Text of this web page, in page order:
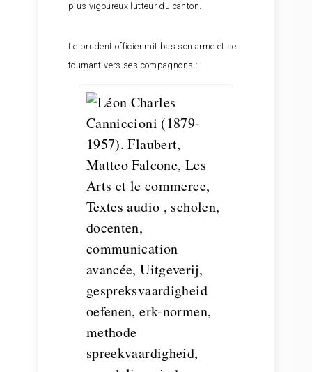
plus vigoureux lutteur du canton.
Le prudent officier mit bas son arme et se
tournant vers ses compagnons :